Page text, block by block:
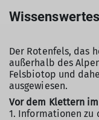
Der Rotenfels, das
außerhalb des
Felsbiotop und
ausgewiesen.
Vor dem Klettern
1. Informationen